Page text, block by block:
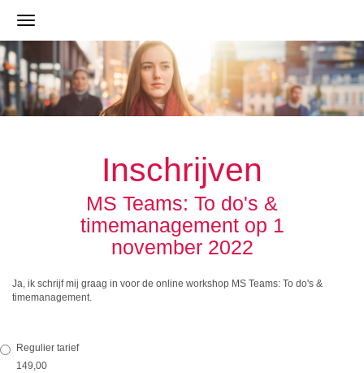
Inschrijven
MS Teams: To do's &
timemanagement op 1
november 2022
Ja, ik schrijf mij graag in voor de online workshop MS Teams: To do's &
timemanagement.
Regulier tarief
149,00